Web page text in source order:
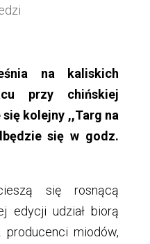
na kaliskich
przy chińskiej
kolejny ,,Targ na
się w godz.
się rosnącą
edycji udział biorą
miodów,